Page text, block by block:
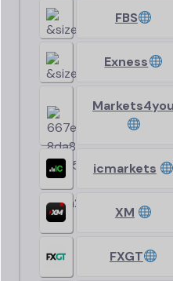
FBS
Exness
Markets4you
icmarkets
XM
FXGT